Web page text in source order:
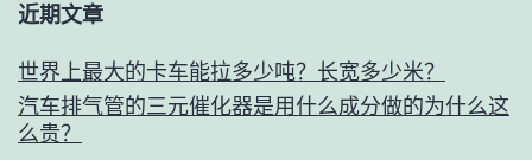
近期文章
世界上最大的卡车能拉多少吨？长宽多少米？
汽车排气管的三元催化器是用什么成分做的为什么这
么贵？